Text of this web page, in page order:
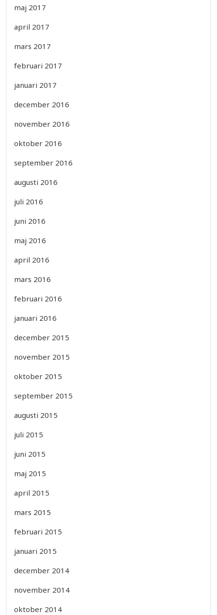
maj 2017
april 2017
mars 2017
februari 2017
januari 2017
december 2016
november 2016
oktober 2016
september 2016
augusti 2016
juli 2016
juni 2016
maj 2016
april 2016
mars 2016
februari 2016
januari 2016
december 2015
november 2015
oktober 2015
september 2015
augusti 2015
juli 2015
juni 2015
maj 2015
april 2015
mars 2015
februari 2015
januari 2015
december 2014
november 2014
oktober 2014